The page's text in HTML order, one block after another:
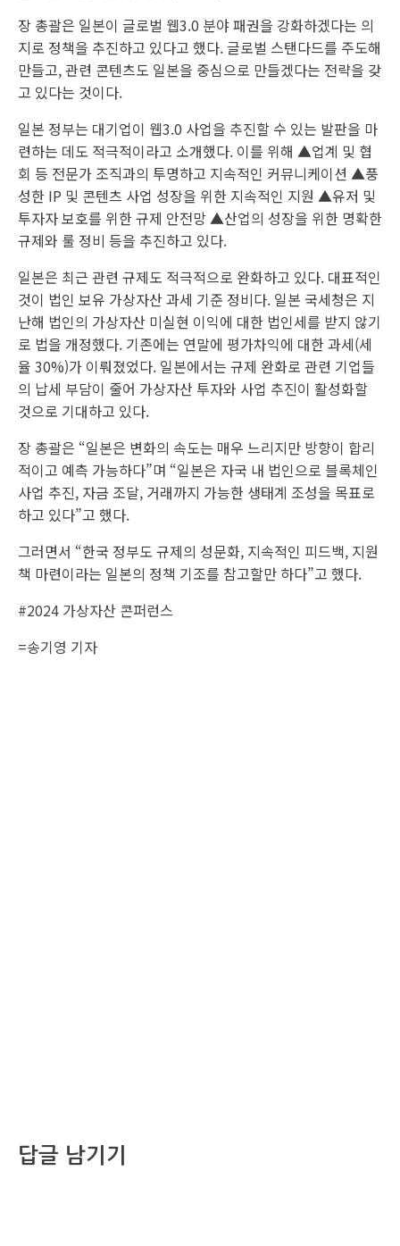
장 총괄은 일본이 글로벌 웹3.0 분야 패권을 강화하겠다는 의
지로 정책을 추진하고 있다고 했다. 글로벌 스탠다드를 주도해
만들고, 관련 콘텐츠도 일본을 중심으로 만들겠다는 전략을 갖
고 있다는 것이다.
일본 정부는 대기업이 웹3.0 사업을 추진할 수 있는 발판을 마
련하는 데도 적극적이라고 소개했다. 이를 위해 ▲업계 및 협
회 등 전문가 조직과의 투명하고 지속적인 커뮤니케이션 ▲풍
성한 IP 및 콘텐츠 사업 성장을 위한 지속적인 지원 ▲유저 및
투자자 보호를 위한 규제 안전망 ▲산업의 성장을 위한 명확한
규제와 룰 정비 등을 추진하고 있다.
일본은 최근 관련 규제도 적극적으로 완화하고 있다. 대표적인
것이 법인 보유 가상자산 과세 기준 정비다. 일본 국세청은 지
난해 법인의 가상자산 미실현 이익에 대한 법인세를 받지 않기
로 법을 개정했다. 기존에는 연말에 평가차익에 대한 과세(세
율 30%)가 이뤄졌었다. 일본에서는 규제 완화로 관련 기업들
의 납세 부담이 줄어 가상자산 투자와 사업 추진이 활성화할
것으로 기대하고 있다.
장 총괄은 “일본은 변화의 속도는 매우 느리지만 방향이 합리
적이고 예측 가능하다”며 “일본은 자국 내 법인으로 블록체인
사업 추진, 자금 조달, 거래까지 가능한 생태계 조성을 목표로
하고 있다”고 했다.
그러면서 “한국 정부도 규제의 성문화, 지속적인 피드백, 지원
책 마련이라는 일본의 정책 기조를 참고할만 하다”고 했다.
#2024 가상자산 콘퍼런스
=송기영 기자
답글 남기기